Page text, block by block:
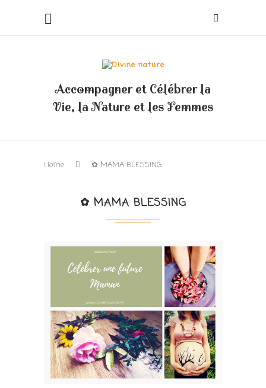
Accompagner et Célébrer la
Vie, la Nature et les Femmes
Home ✿ MAMA BLESSING
✿ MAMA BLESSING